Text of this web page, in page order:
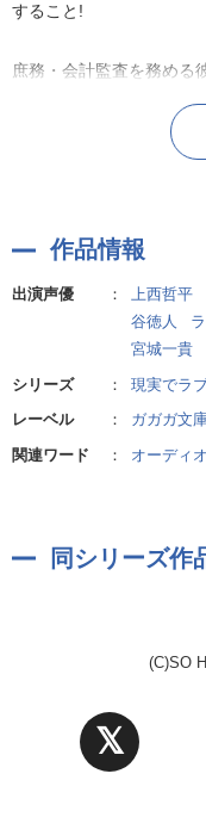
庶務・会計監査を務める
選挙を通じて、育まれて
あの手この手を尽くすが
様子を見た鳥沢から、あ
さまざまな思惑が交差す
作者:初鹿野創
すること!
庶務・会計監査を務める
選挙を通じて、育まれて
りらしい!?
様子を見た鳥沢から、あ
さまざまな思惑が交差す
作者:初鹿野創
作品情報
出演声優 ： 上西哲平
谷徳人
宮城一貴
シリーズ
：
現実でラ
レーベル
：
ガガガ文
関連ワード
： オーディ
同シリーズ作
(C)SO